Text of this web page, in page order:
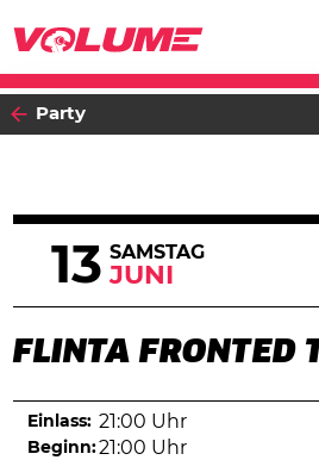
Party
13 SAMSTAG
JUNI
FLINTA FRONTED
Einlass: 21:00 Uhr
Beginn:21:00 Uhr